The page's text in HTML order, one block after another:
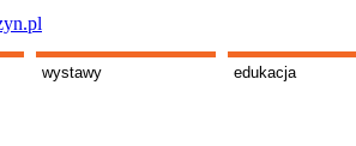
wystawy edukacja